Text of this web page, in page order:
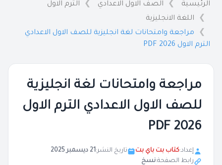
الرئيسية الصف الاول الاعدادي
الترم الاول
اللغة الانجليزية
مراجعة وامتحانات لغة انجليزية للصف الاول الاعدادي
الترم الاول 2026 PDF
مراجعة وامتحانات لغة انجليزية
للصف الاول الاعدادي الترم الاول
2026 PDF
إعداد:كتاب بت باي بت تاريخ النشر:21 ديسمبر 2025
رابط الصفحة:نسخ